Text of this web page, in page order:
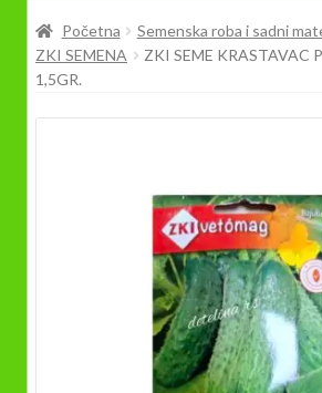
Prodavnica
Početna Semenska roba i sadni
ZKI SEMENA
ZKI SEME KRASTAVAC
1,5GR.